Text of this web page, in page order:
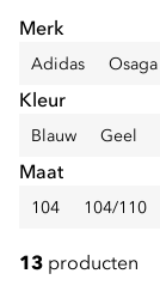
Merk
Adidas Osaga
Kleur
Blauw Geel
Maat
104 104/110
13 producten